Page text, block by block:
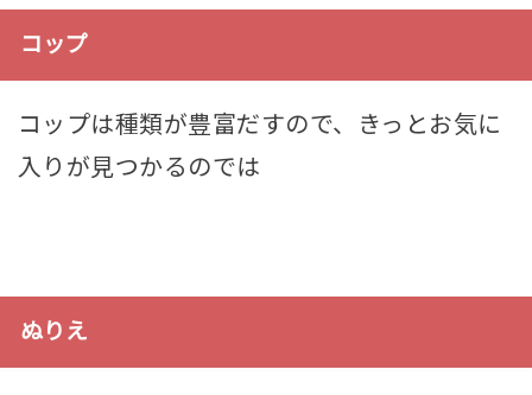
コップ
コップは種類が豊富だすので、きっとお気に
入りが見つかるのでは
ぬりえ